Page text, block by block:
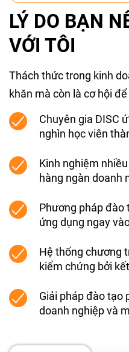
LÝ DO BẠN
VỚI TÔI
Thách thức trong kinh
khăn mà còn là cơ hội
Chuyên gia DISC
nghìn học viên
Kinh nghiệm
hàng ngàn doanh
Phương pháp đào
ứng dụng ngay
Hệ thống chương
kiểm chứng bởi
Giải pháp đào tạo
doanh nghiệp và